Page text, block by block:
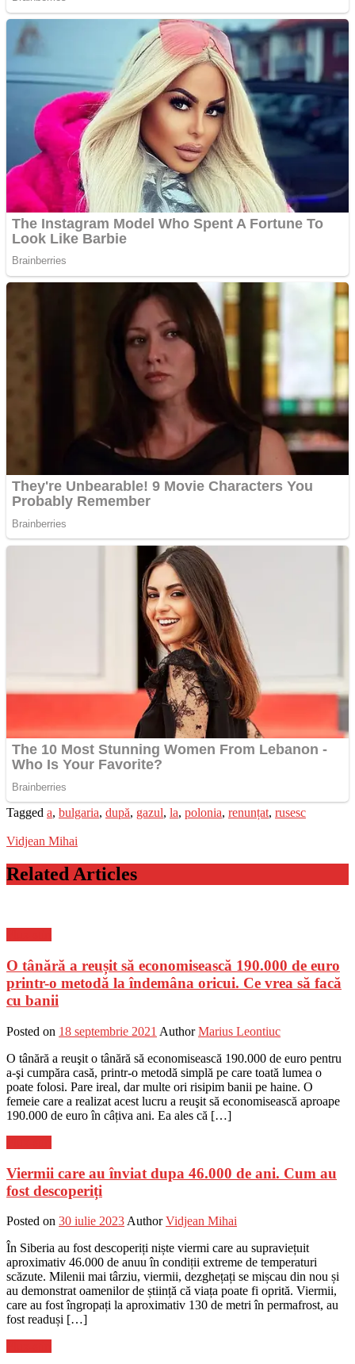
Tagged a, bulgaria, după, gazul, la, polonia, renunțat, rusesc
Vidjean Mihai
Related Articles
O tânără a reușit să economisească 190.000 de euro
printr-o metodă la îndemâna oricui. Ce vrea să facă
cu banii
Posted on 18 septembrie 2021 Author Marius Leontiuc
O tânără a reuşit o tânără să economisească 190.000 de euro pentru
a-şi cumpăra casă, printr-o metodă simplă pe care toată lumea o
poate folosi. Pare ireal, dar multe ori risipim banii pe haine. O
femeie care a realizat acest lucru a reuşit să economisească aproape
190.000 de euro în câțiva ani. Ea ales că […]
Viermii care au înviat dupa 46.000 de ani. Cum au
fost descoperiți
Posted on 30 iulie 2023 Author Vidjean Mihai
În Siberia au fost descoperiți niște viermi care au supraviețuit
aproximativ 46.000 de anuu în condiții extreme de temperaturi
scăzute. Milenii mai târziu, viermii, dezghețați se mișcau din nou și
au demonstrat oamenilor de știință că viața poate fi oprită. Viermii,
care au fost îngropați la aproximativ 130 de metri în permafrost, au
fost readuși […]